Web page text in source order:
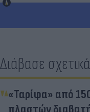
Διάβασε σχετικά
«Ταρίφα» από
πλαστών